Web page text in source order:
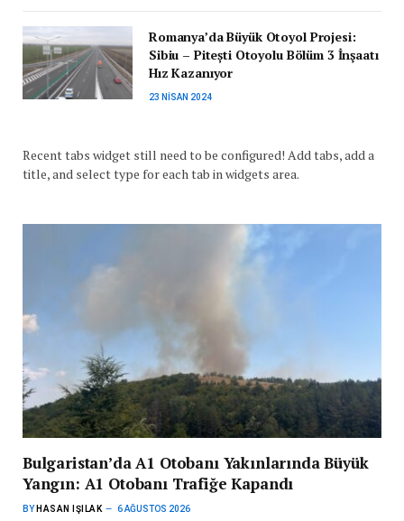
Romanya’da Büyük Otoyol Projesi:
Sibiu – Pitești Otoyolu Bölüm 3 İnşaatı
Hız Kazanıyor
23 NISAN 2024
Recent tabs widget still need to be configured! Add tabs, add a
title, and select type for each tab in widgets area.
Bulgaristan’da A1 Otobanı Yakınlarında Büyük
Yangın: A1 Otobanı Trafiğe Kapandı
BY HASAN IŞILAK 6 AĞUSTOS 2026